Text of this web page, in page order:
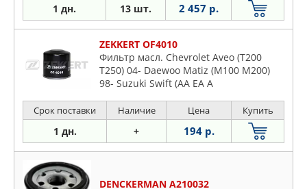
1 дн. 13 шт. 2 457 р.
ZEKKERT OF4010
Фильтр масл. Chevrolet Aveo (T200
T250) 04- Daewoo Matiz (M100 M200)
98- Suzuki Swift (AA EA A
Срок поставки Наличие Цена Купить
1 дн. + 194 р.
DENCKERMAN A210032